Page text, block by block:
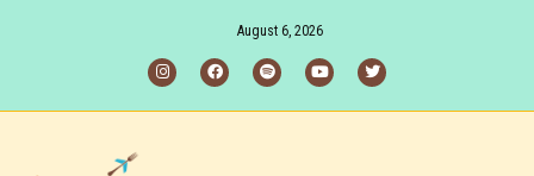
August 6, 2026